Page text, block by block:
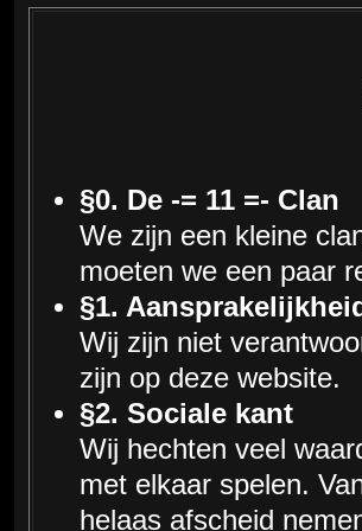
§0. De -= 11 =- Clan
We zijn een kleine
moeten we een paar
§1. Aansprakelijkheid
Wij zijn niet
zijn op deze website.
§2. Sociale kant
Wij hechten veel
met elkaar spelen.
helaas afscheid